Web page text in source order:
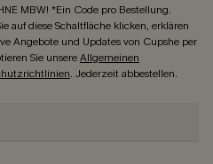
MBW! *Ein Code pro Bestellung.
auf diese Schaltfläche klicken, erklären
Angebote und Updates von Cupshe per
Sie unsereAllgemeinen
. Jederzeit abbestellen.